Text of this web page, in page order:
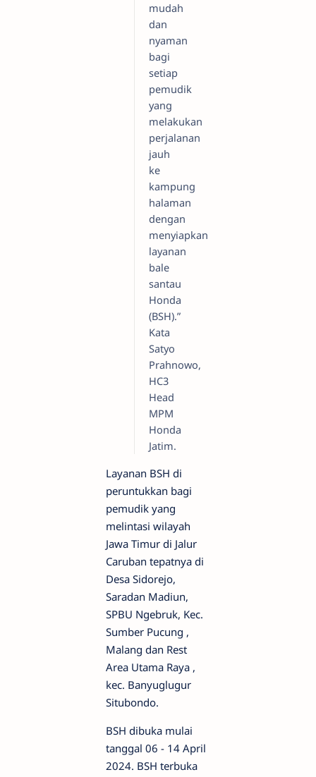
mudah
dan
nyaman
bagi
setiap
pemudik
yang
melakukan
perjalanan
jauh
ke
kampung
halaman
dengan
menyiapkan
layanan
bale
santau
Honda
(BSH).”
Kata
Satyo
Prahnowo,
HC3
Head
MPM
Honda
Jatim.
Layanan BSH di
peruntukkan bagi
pemudik yang
melintasi wilayah
Jawa Timur di Jalur
Caruban tepatnya di
Desa Sidorejo,
Saradan Madiun,
SPBU Ngebruk, Kec.
Sumber Pucung ,
Malang dan Rest
Area Utama Raya ,
kec. Banyuglugur
Situbondo.
BSH dibuka mulai
tanggal 06 - 14 April
2024. BSH terbuka